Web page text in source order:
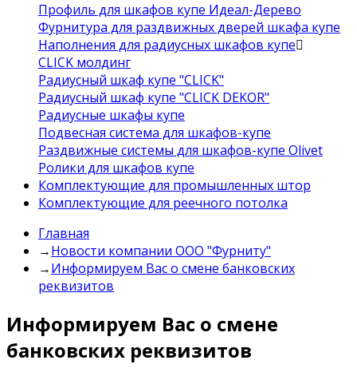
Профиль для шкафов купе Идеал-Дерево
Фурнитура для раздвижных дверей шкафа купе
Наполнения для радиусных шкафов купе
CLICK молдинг
Радиусный шкаф купе "CLICK"
Радиусный шкаф купе "CLICK DEKOR"
Радиусные шкафы купе
Подвесная система для шкафов-купе
Раздвижные системы для шкафов-купе Olivet
Ролики для шкафов купе
Комплектующие для промышленных штор
Комплектующие для реечного потолка
Главная
→Новости компании ООО "Фурниту"
→Информируем Вас о смене банковских
реквизитов
Информируем Вас о смене
банковских реквизитов